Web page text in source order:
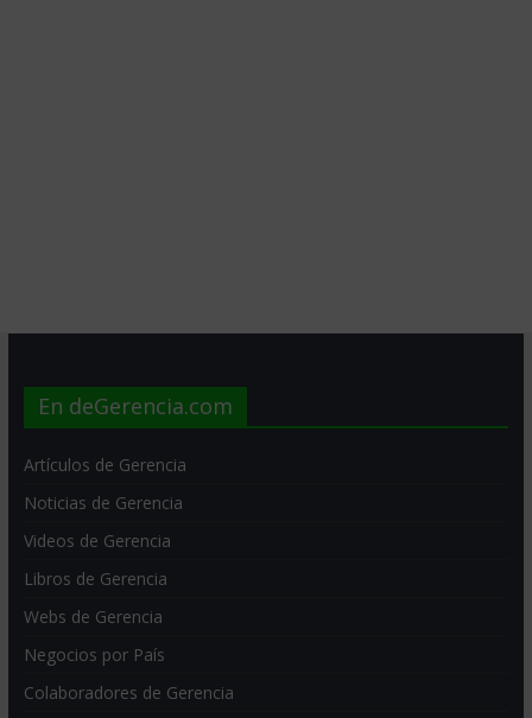
En deGerencia.com
Artículos de Gerencia
Noticias de Gerencia
Videos de Gerencia
Libros de Gerencia
Webs de Gerencia
Negocios por País
Colaboradores de Gerencia